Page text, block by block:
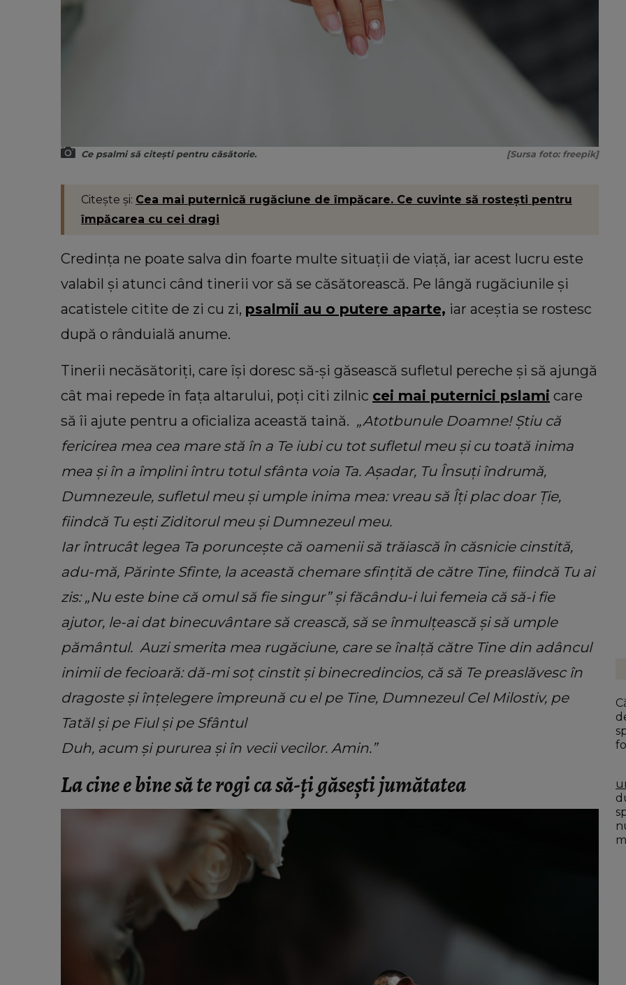
Ce psalmi să citeşti pentru căsătorie. [Sursa foto: freepik]
Citește și: Cea mai puternică rugăciune de împăcare. Ce cuvinte să rostești pentru
împăcarea cu cei dragi
Credința ne poate salva din foarte multe situații de viață, iar acest lucru este
valabil și atunci când tinerii vor să se căsătorească. Pe lângă rugăciunile și
acatistele citite de zi cu zi, psalmii au o putere aparte, iar aceștia se rostesc
după o rânduială anume.
Tinerii necăsătoriți, care își doresc să-și găsească sufletul pereche și să ajungă
cât mai repede în fața altarului, poți citi zilnic cei mai puternici pslami care
să îi ajute pentru a oficializa această taină. „Atotbunule Doamne! Știu că
fericirea mea cea mare stă în a Te iubi cu tot sufletul meu și cu toată inima
mea și în a împlini întru totul sfânta voia Ta. Așadar, Tu Însuți îndrumă,
Dumnezeule, sufletul meu și umple inima mea: vreau să Îți plac doar Ție,
fiindcă Tu ești Ziditorul meu și Dumnezeul meu.
Iar întrucât legea Ta poruncește că oamenii să trăiască în căsnicie cinstită,
adu-mă, Părinte Sfinte, la această chemare sfințită de către Tine, fiindcă Tu ai
zis: „Nu este bine că omul să fie singur” și făcându-i lui femeia că să-i fie
ajutor, le-ai dat binecuvântare să crească, să se înmulțească și să umple
pământul. Auzi smerita mea rugăciune, care se înalță către Tine din adâncul
inimii de fecioară: dă-mi soț cinstit și binecredincios, că să Te preaslăvesc în
dragoste și înțelegere împreună cu el pe Tine, Dumnezeul Cel Milostiv, pe
Tatăl și pe Fiul și pe Sfântul
Duh, acum și pururea și în vecii vecilor. Amin.”
La cine e bine să te rogi ca să-ți găsești jumătatea